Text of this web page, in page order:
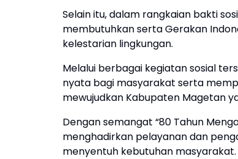
Selain itu, dalam rangkaian bakti
membutuhkan serta Gerakan
kelestarian lingkungan.
Melalui berbagai kegiatan sosial
nyata bagi masyarakat serta
mewujudkan Kabupaten Magetan
Dengan semangat “80 Tahun
menghadirkan pelayanan dan
menyentuh kebutuhan